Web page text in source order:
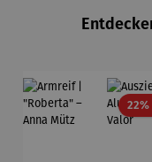
Edition